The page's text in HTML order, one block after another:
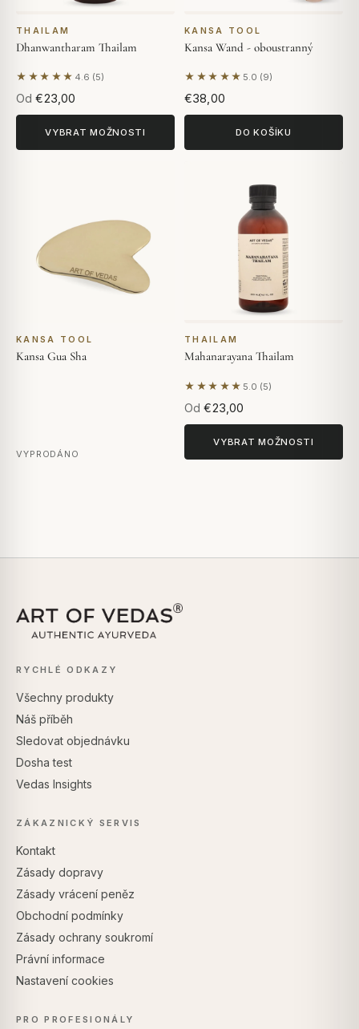
THAILAM
Dhanwantharam Thailam
★★★★★ 4.6 (5)
Na základě 5 hodnocení
Od €23,00
VYBRAT MOŽNOSTI
KANSA TOOL
Kansa Wand - oboustranný
★★★★★ 5.0 (9)
Na základě 9 hodnocení
€38,00
DO KOŠÍKU
KANSA TOOL
Kansa Gua Sha
VYPRODÁNO
THAILAM
Mahanarayana Thailam
★★★★★ 5.0 (5)
Na základě 5 hodnocení
Od €23,00
VYBRAT MOŽNOSTI
RYCHLÉ ODKAZY
Všechny produkty
Náš příběh
Sledovat objednávku
Dosha test
Vedas Insights
ZÁKAZNICKÝ SERVIS
Kontakt
Zásady dopravy
Zásady vrácení peněz
Obchodní podmínky
Zásady ochrany soukromí
Právní informace
Nastavení cookies
PRO PROFESIONÁLY